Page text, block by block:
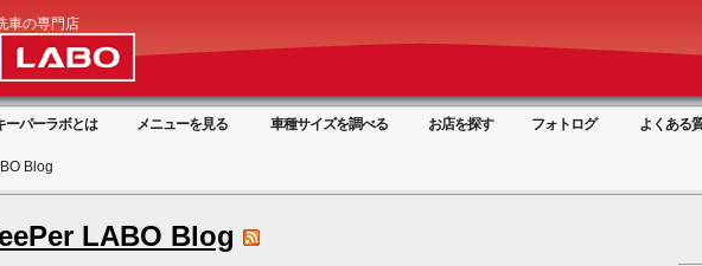
車の専門店
ーパーラボとは メニューを見る 車種サイズを調べる お店を探す フォトログ よくある
Blog
LABO Blog